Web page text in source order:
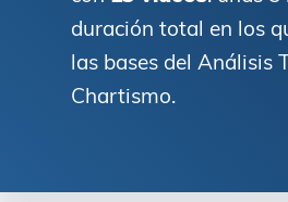
duración total en los
las bases del Análisis
Chartismo.